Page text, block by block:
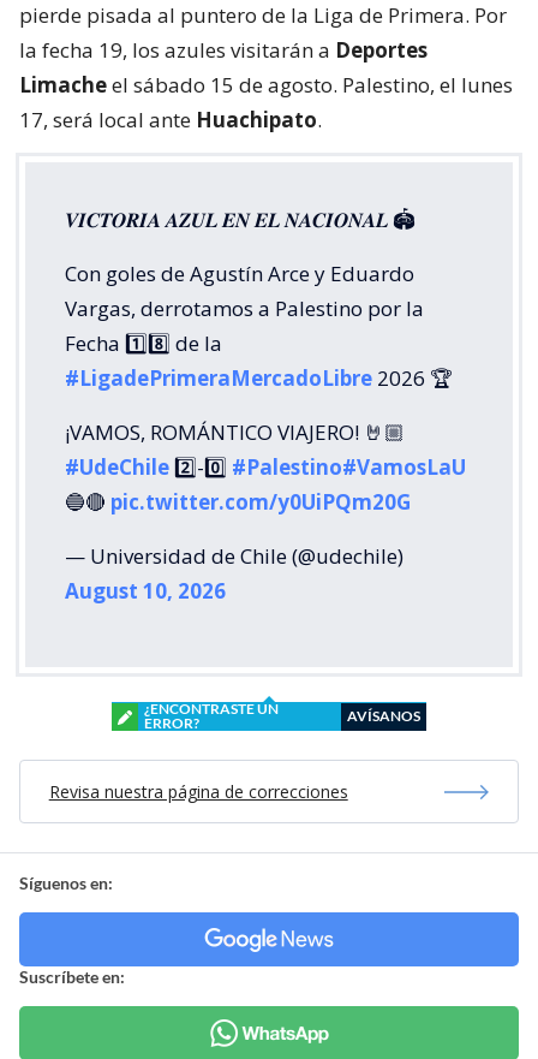
pierde pisada al puntero de la Liga de Primera. Por
la fecha 19, los azules visitarán a Deportes
Limacheel sábado 15 de agosto. Palestino, el lunes
17, será local ante Huachipato.
𝑽𝑰𝑪𝑻𝑶𝑹𝑰𝑨 𝑨𝒁𝑼𝑳 𝑬𝑵 𝑬𝑳 𝑵𝑨𝑪𝑰𝑶𝑵𝑨𝑳 🏟️
Con goles de Agustín Arce y Eduardo
Vargas, derrotamos a Palestino por la
Fecha 1️⃣8️⃣ de la
#LigadePrimeraMercadoLibre 2026 🏆
¡VAMOS, ROMÁNTICO VIAJERO! 🤘🏼
#UdeChile2️⃣-0️⃣ #Palestino#VamosLaU
🔵🔴 pic.twitter.com/y0UiPQm20G
— Universidad de Chile (@udechile)
August 10, 2026
¿ENCONTRASTE UN
ERROR?
AVÍSANOS
Revisa nuestra página de correcciones
Síguenos en:
Suscríbete en: